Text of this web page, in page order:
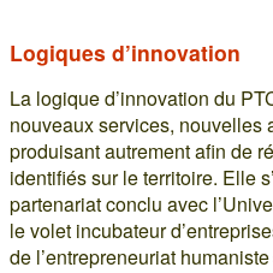
Logiques d’innovation
La logique d’innovation du
nouveaux services, nouvelles
produisant autrement afin de
identifiés sur le territoire. Elle
partenariat conclu avec
le volet incubateur
de l’entrepreneuriat humaniste